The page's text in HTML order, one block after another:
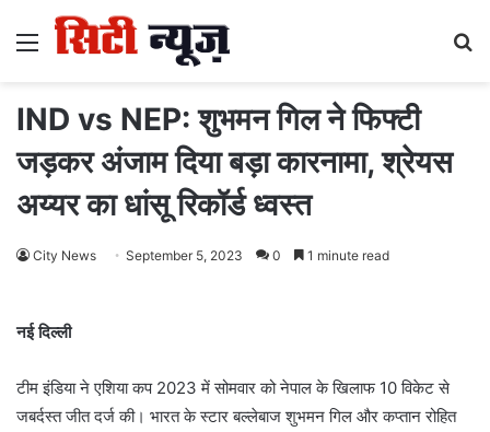
Menu
IND vs NEP: शुभमन गिल ने फिफ्टी
जड़कर अंजाम दिया बड़ा कारनामा, श्रेयस
अय्यर का धांसू रिकॉर्ड ध्वस्त
City News September 5, 2023 0 1 minute read
नई दिल्ली
टीम इंडिया ने एशिया कप 2023 में सोमवार को नेपाल के खिलाफ 10 विकेट से
जबर्दस्त जीत दर्ज की। भारत के स्टार बल्लेबाज शुभमन गिल और कप्तान रोहित